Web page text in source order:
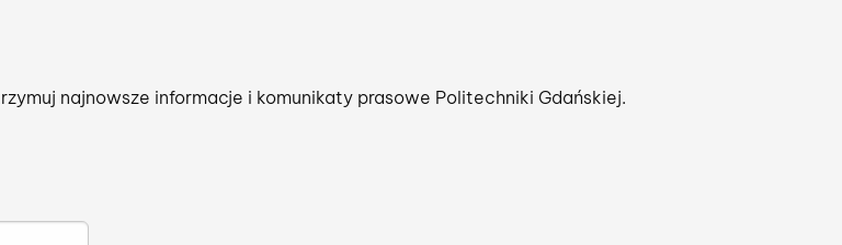
najnowsze informacje i komunikaty prasowe Politechniki Gdańskiej.